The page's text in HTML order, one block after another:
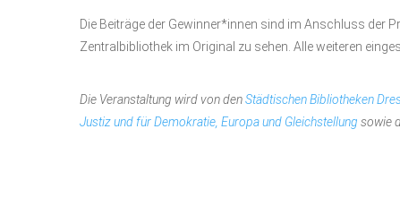
Die Beiträge der Gewinner*innen sind im Anschluss der
Zentralbibliothek im Original zu sehen. Alle weiteren
Die Veranstaltung wird von denStädtischen Bibliotheken
Justiz und für Demokratie, Europa und Gleichstellung sowie